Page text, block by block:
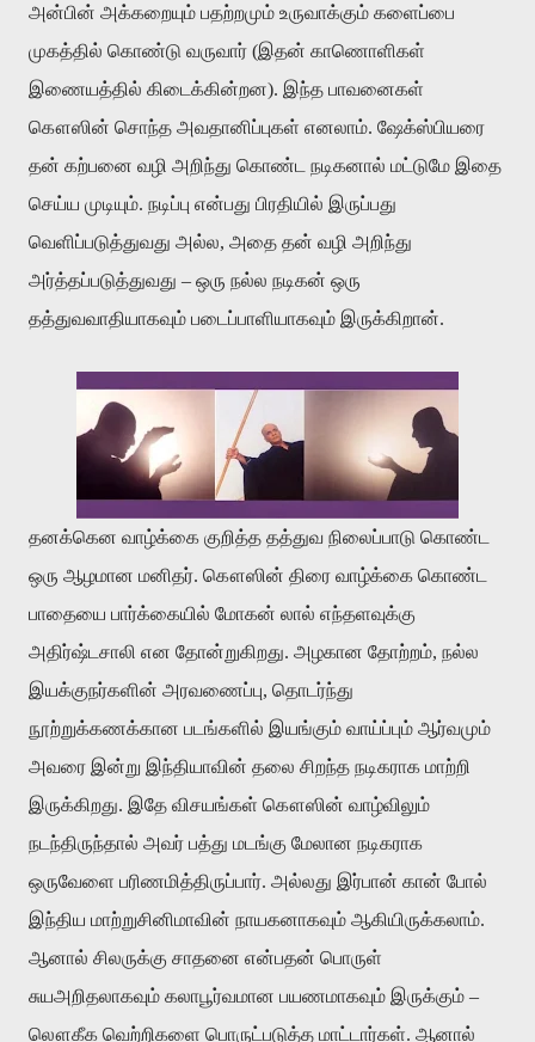
அன்பின் அக்கறையும் பதற்றமும் உருவாக்கும் களைப்பை
முகத்தில் கொண்டு வருவார் (இதன் காணொளிகள்
இணையத்தில் கிடைக்கின்றன). இந்த பாவனைகள்
கௌஸின் சொந்த அவதானிப்புகள் எனலாம். ஷேக்ஸ்பியரை
தன் கற்பனை வழி அறிந்து கொண்ட நடிகனால் மட்டுமே இதை
செய்ய முடியும். நடிப்பு என்பது பிரதியில் இருப்பது
வெளிப்படுத்துவது அல்ல, அதை தன் வழி அறிந்து
அர்த்தப்படுத்துவது – ஒரு நல்ல நடிகன் ஒரு
தத்துவவாதியாகவும் படைப்பாளியாகவும் இருக்கிறான்.
தனக்கென வாழ்க்கை குறித்த தத்துவ நிலைப்பாடு கொண்ட
ஒரு ஆழமான மனிதர். கௌஸின் திரை வாழ்க்கை கொண்ட
பாதையை பார்க்கையில் மோகன் லால் எந்தளவுக்கு
அதிர்ஷ்டசாலி என தோன்றுகிறது. அழகான தோற்றம், நல்ல
இயக்குநர்களின் அரவணைப்பு, தொடர்ந்து
நூற்றுக்கணக்கான படங்களில் இயங்கும் வாய்ப்பும் ஆர்வமும்
அவரை இன்று இந்தியாவின் தலை சிறந்த நடிகராக மாற்றி
இருக்கிறது. இதே விசயங்கள் கௌஸின் வாழ்விலும்
நடந்திருந்தால் அவர் பத்து மடங்கு மேலான நடிகராக
ஒருவேளை பரிணமித்திருப்பார். அல்லது இர்பான் கான் போல்
இந்திய மாற்றுசினிமாவின் நாயகனாகவும் ஆகியிருக்கலாம்.
ஆனால் சிலருக்கு சாதனை என்பதன் பொருள்
சுயஅறிதலாகவும் கலாபூர்வமான பயணமாகவும் இருக்கும் –
லௌகீக வெற்றிகளை பொருட்படுத்த மாட்டார்கள். ஆனால்